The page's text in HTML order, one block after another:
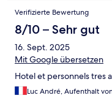
Verifizierte Bewertung
8/10 – Sehr gut
16. Sept. 2025
Mit Google übersetzen
Hotel et personnels tres
Luc André, Aufenthalt